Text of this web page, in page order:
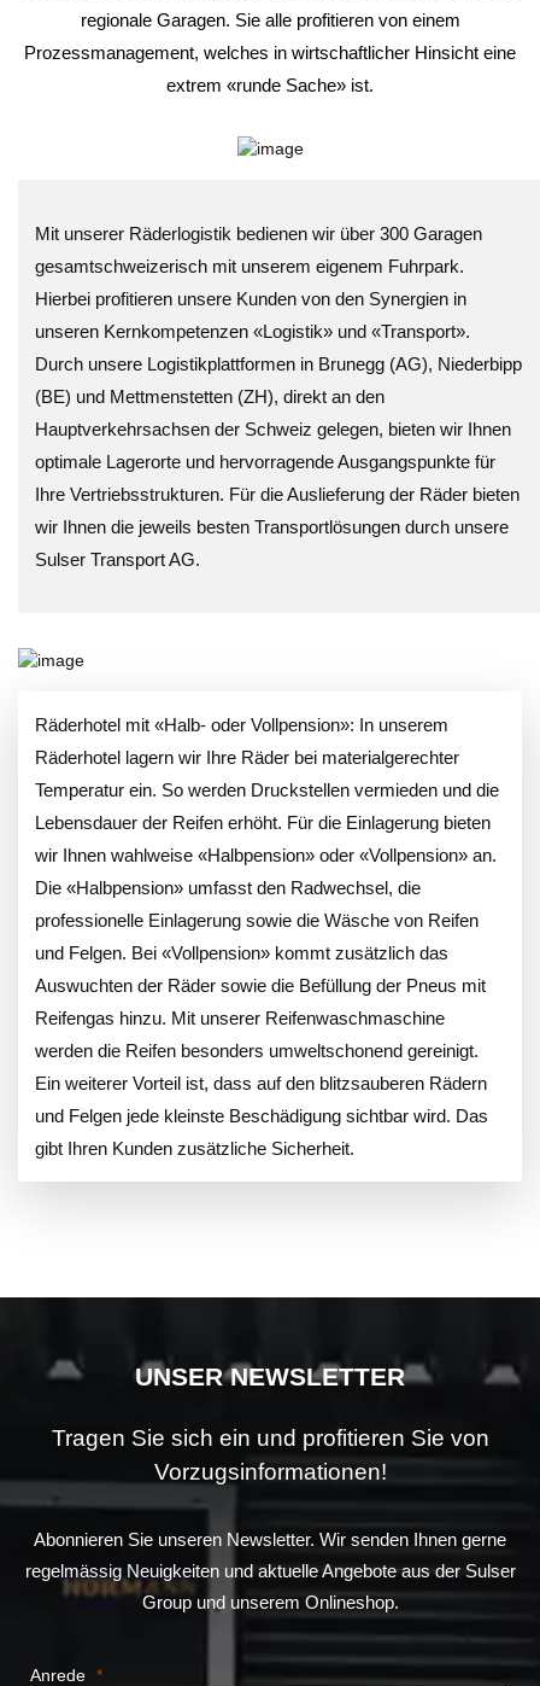
regionale Garagen. Sie alle profitieren von einem
Prozessmanagement, welches in wirtschaftlicher Hinsicht eine
extrem «runde Sache» ist.
Mit unserer Räderlogistik bedienen wir über 300 Garagen
gesamtschweizerisch mit unserem eigenem Fuhrpark.
Hierbei profitieren unsere Kunden von den Synergien in
unseren Kernkompetenzen «Logistik» und «Transport».
Durch unsere Logistikplattformen in Brunegg (AG), Niederbipp
(BE) und Mettmenstetten (ZH), direkt an den
Hauptverkehrsachsen der Schweiz gelegen, bieten wir Ihnen
optimale Lagerorte und hervorragende Ausgangspunkte für
Ihre Vertriebsstrukturen. Für die Auslieferung der Räder bieten
wir Ihnen die jeweils besten Transportlösungen durch unsere
Sulser Transport AG.
Räderhotel mit «Halb- oder Vollpension»: In unserem
Räderhotel lagern wir Ihre Räder bei materialgerechter
Temperatur ein. So werden Druckstellen vermieden und die
Lebensdauer der Reifen erhöht. Für die Einlagerung bieten
wir Ihnen wahlweise «Halbpension» oder «Vollpension» an.
Die «Halbpension» umfasst den Radwechsel, die
professionelle Einlagerung sowie die Wäsche von Reifen
und Felgen. Bei «Vollpension» kommt zusätzlich das
Auswuchten der Räder sowie die Befüllung der Pneus mit
Reifengas hinzu. Mit unserer Reifenwaschmaschine
werden die Reifen besonders umweltschonend gereinigt.
Ein weiterer Vorteil ist, dass auf den blitzsauberen Rädern
und Felgen jede kleinste Beschädigung sichtbar wird. Das
gibt Ihren Kunden zusätzliche Sicherheit.
UNSER NEWSLETTER
Tragen Sie sich ein und profitieren Sie von
Vorzugsinformationen!
Abonnieren Sie unseren Newsletter. Wir senden Ihnen gerne
regelmässig Neuigkeiten und aktuelle Angebote aus der Sulser
Group und unserem Onlineshop.
Anrede